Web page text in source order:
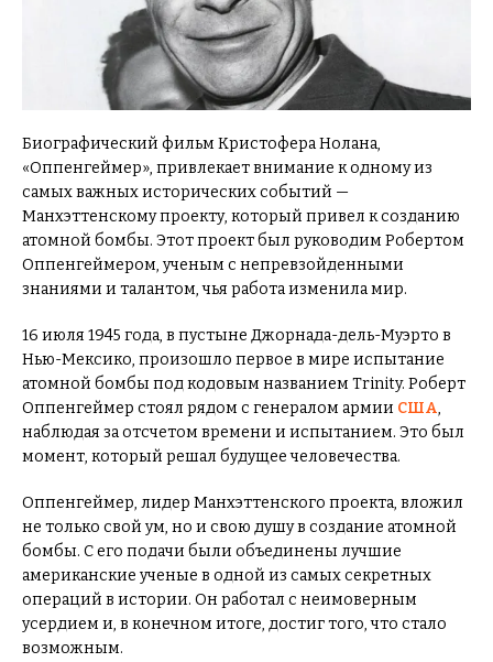
Биографический фильм Кристофера Нолана,
«Оппенгеймер», привлекает внимание к одному из
самых важных исторических событий —
Манхэттенскому проекту, который привел к созданию
атомной бомбы. Этот проект был руководим Робертом
Оппенгеймером, ученым с непревзойденными
знаниями и талантом, чья работа изменила мир.
16 июля 1945 года, в пустыне Джорнада-дель-Муэрто в
Нью-Мексико, произошло первое в мире испытание
атомной бомбы под кодовым названием Trinity. Роберт
Оппенгеймер стоял рядом с генералом армии США,
наблюдая за отсчетом времени и испытанием. Это был
момент, который решал будущее человечества.
Оппенгеймер, лидер Манхэттенского проекта, вложил
не только свой ум, но и свою душу в создание атомной
бомбы. С его подачи были объединены лучшие
американские ученые в одной из самых секретных
операций в истории. Он работал с неимоверным
усердием и, в конечном итоге, достиг того, что стало
возможным.